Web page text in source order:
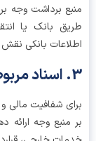
برداشت وجه برای
بانک یا انتقال
بانکی نقش کلیدی
شفافیت مالی و
وجه ارائه دهید.